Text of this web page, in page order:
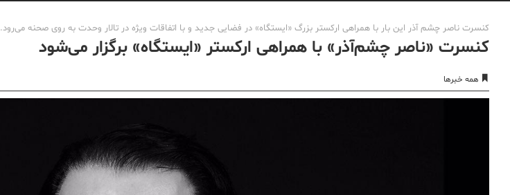
کنسرت ناصر چشم آذر این بار با همراهی ارکستر بزرگ «ایستگاه» در فضایی جدید و با اتفاقات ویژه در تالار وحدت به روی صحنه می‌‌رود.
کنسرت «ناصر چشم‌آذر» با همراهی ارکستر «ایستگاه» برگزار می‌شود
همه خبرها